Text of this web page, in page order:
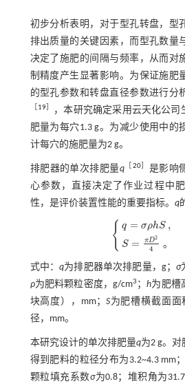
初步分析表明，对于型孔转盘，型
排出质量的关键因素，而型孔数量
决定了施肥的间隔与频率，从而对
制精度产生显著影响。为保证施肥
的型孔参数和转盘直径参数进行分
19］
，本研究确定采用云天化公司
肥量为每穴1.3 g。为减少使用中的
计每穴的施肥量为2 g。
排肥器的单次排肥量q［ 20］ 是影响
心参数，直接决定了作业过程中
性，是评价装置性能的重要指标。 q
{ q = σρhS ,
S = πD2
4 。
q σρ ,S=π
式中：q为排肥器单次排肥量，g； σ
ρ为肥料颗粒密度，g/cm3 ；h为肥槽
块高度），mm； S为肥槽横截面面
径，mm。
本研究设计的单次排肥量q为2 g。对
得到肥料的粒径分布为3.2~4.3 mm；
颗粒填充系数σ为0.8；堆积角为